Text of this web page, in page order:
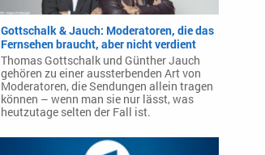
Gottschalk & Jauch: Moderatoren, die das
Fernsehen braucht, aber nicht verdient
Thomas Gottschalk und Günther Jauch
gehören zu einer aussterbenden Art von
Moderatoren, die Sendungen allein tragen
können – wenn man sie nur lässt, was
heutzutage selten der Fall ist.